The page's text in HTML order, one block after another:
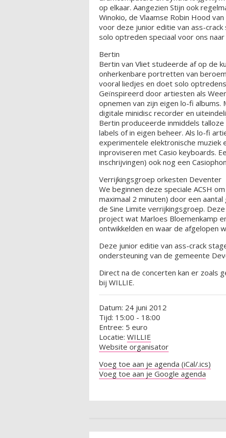
op elkaar. Aangezien Stijn ook
Winokio, de Vlaamse Robin Hood
voor deze junior editie van ass-
solo optreden speciaal voor ons
Bertin
Bertin van Vliet studeerde af op de
onherkenbare portretten van
vooral liedjes en doet solo
Geïnspireerd door artiesten als
opnemen van zijn eigen lo-fi
digitale minidisc recorder en
Bertin produceerde inmiddels
labels of in eigen beheer. Als lo-fi
experimentele elektronische muziek
inproviseren met Casio keyboards.
inschrijvingen) ook nog een
Verrijkingsgroep orkesten Deventer
We beginnen deze speciale ACSH
maximaal 2 minuten) door een
de Sine Limite verrijkingsgroep.
project wat Marloes Bloemenkamp
ontwikkelden en waar de afgelopen
Deze junior editie van ass-crack
ondersteuning van de gemeente
Direct na de concerten kan er zoals
bij WILLIE.
Datum: 24 juni 2012
Tijd: 15:00 - 18:00
Entree: 5 euro
Locatie: WILLIE
Website organisator
Voeg toe aan je agenda (iCal/.ics)
Voeg toe aan je Google agenda